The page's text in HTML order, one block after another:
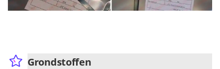
Grondstoffen